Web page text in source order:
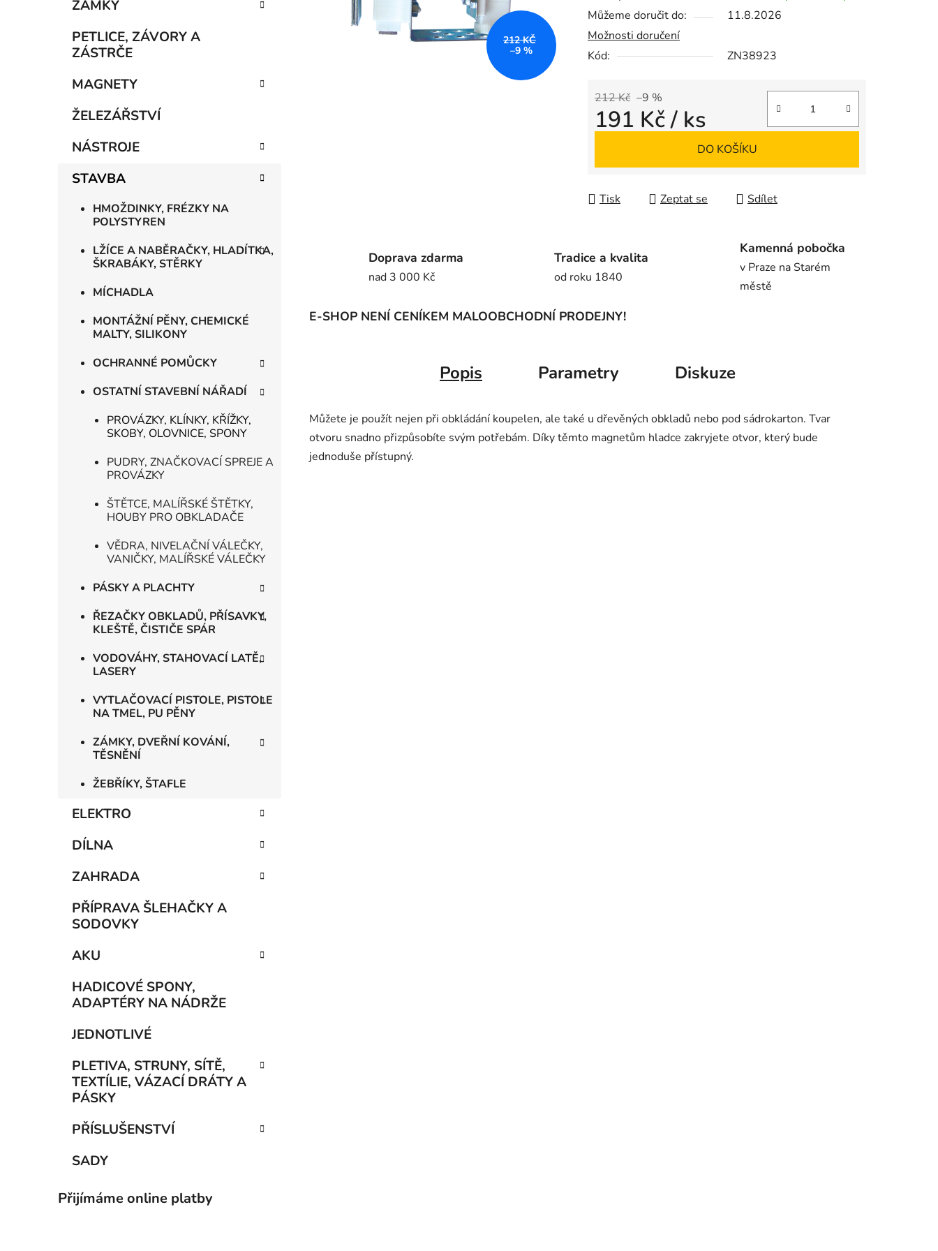
ZÁMKY
PETLICE, ZÁVORY A
ZÁSTRČE
MAGNETY
ŽELEZÁŘSTVÍ
NÁSTROJE
STAVBA
HMOŽDINKY, FRÉZKY NA
POLYSTYREN
LŽÍCE A NABĚRAČKY, HLADÍTKA,
ŠKRABÁKY, STĚRKY
MÍCHADLA
MONTÁŽNÍ PĚNY, CHEMICKÉ
MALTY, SILIKONY
OCHRANNÉ POMŮCKY
OSTATNÍ STAVEBNÍ NÁŘADÍ
PROVÁZKY, KLÍNKY, KŘÍŽKY,
SKOBY, OLOVNICE, SPONY
PUDRY, ZNAČKOVACÍ SPREJE A
PROVÁZKY
ŠTĚTCE, MALÍŘSKÉ ŠTĚTKY,
HOUBY PRO OBKLADAČE
VĚDRA, NIVELAČNÍ VÁLEČKY,
VANIČKY, MALÍŘSKÉ VÁLEČKY
PÁSKY A PLACHTY
ŘEZAČKY OBKLADŮ, PŘÍSAVKY,
KLEŠTĚ, ČISTIČE SPÁR
VODOVÁHY, STAHOVACÍ LATĚ,
LASERY
VYTLAČOVACÍ PISTOLE, PISTOLE
NA TMEL, PU PĚNY
ZÁMKY, DVEŘNÍ KOVÁNÍ,
TĚSNĚNÍ
ŽEBŘÍKY, ŠTAFLE
ELEKTRO
DÍLNA
ZAHRADA
PŘÍPRAVA ŠLEHAČKY A
SODOVKY
AKU
HADICOVÉ SPONY,
ADAPTÉRY NA NÁDRŽE
JEDNOTLIVÉ
PLETIVA, STRUNY, SÍTĚ,
TEXTÍLIE, VÁZACÍ DRÁTY A
PÁSKY
PŘÍSLUŠENSTVÍ
SADY
Přijímáme online platby
0,0
z
5
Můžeme doručit do:
11.8.2026
Možnosti doručení
Kód:
ZN38923
212 Kč –9 %
191 Kč/ ks
DO KOŠÍKU
Tisk Zeptat se Sdílet
212 KČ
–9 %
Doprava zdarma
nad 3 000 Kč
Tradice a kvalita
od roku 1840
Kamenná pobočka
v Praze na Starém
městě
E-SHOP NENÍ CENÍKEM MALOOBCHODNÍ PRODEJNY!
Popis Parametry Diskuze
Můžete je použít nejen při obkládání koupelen, ale také u dřevěných obkladů nebo pod sádrokarton. Tvar
otvoru snadno přizpůsobíte svým potřebám. Díky těmto magnetům hladce zakryjete otvor, který bude
jednoduše přístupný.